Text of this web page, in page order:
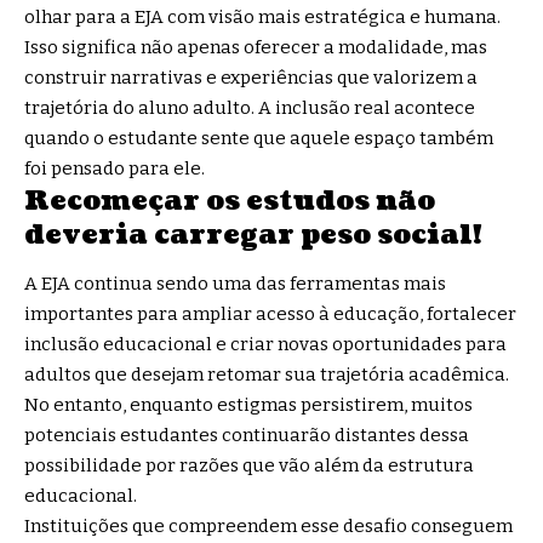
olhar para a EJA com visão mais estratégica e humana.
Isso significa não apenas oferecer a modalidade, mas
construir narrativas e experiências que valorizem a
trajetória do aluno adulto. A inclusão real acontece
quando o estudante sente que aquele espaço também
foi pensado para ele.
Recomeçar os estudos não
deveria carregar peso social!
A EJA continua sendo uma das ferramentas mais
importantes para ampliar acesso à educação, fortalecer
inclusão educacional e criar novas oportunidades para
adultos que desejam retomar sua trajetória acadêmica.
No entanto, enquanto estigmas persistirem, muitos
potenciais estudantes continuarão distantes dessa
possibilidade por razões que vão além da estrutura
educacional.
Instituições que compreendem esse desafio conseguem